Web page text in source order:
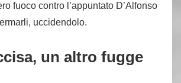
fuoco contro l’appuntato D’Alfonso
uccidendolo.
un altro fugge